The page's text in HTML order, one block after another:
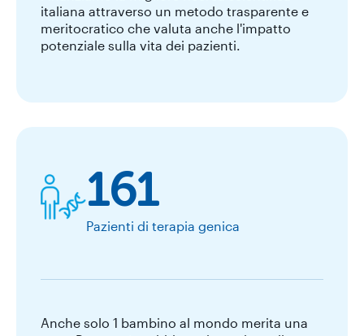
italiana attraverso un metodo trasparente e
meritocratico che valuta anche l'impatto
potenziale sulla vita dei pazienti.
161
Pazienti di terapia genica
Anche solo 1 bambino al mondo merita una